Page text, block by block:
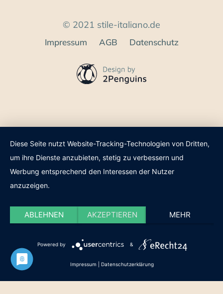
© 2021 stile-italiano.de
Impressum AGB Datenschutz
Diese Seite nutzt Website-Tracking-Technologien von Dritten,
um ihre Dienste anzubieten, stetig zu verbessern und
Werbung entsprechend den Interessen der Nutzer
anzuzeigen.
ABLEHNEN AKZEPTIEREN MEHR
Powered by &
Impressum Datenschutzerklärung